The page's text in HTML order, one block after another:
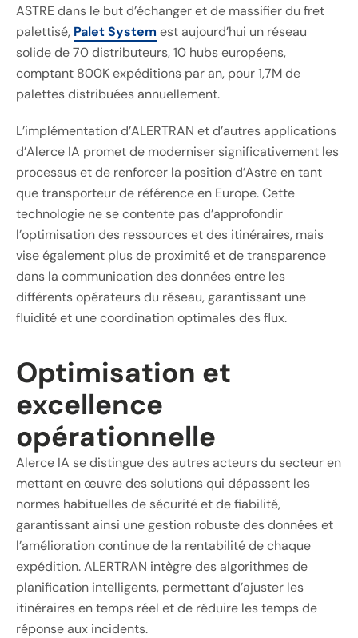
ASTRE dans le but d’échanger et de massifier du fret
palettisé, Palet System est aujourd’hui un réseau
solide de 70 distributeurs, 10 hubs européens,
comptant 800K expéditions par an, pour 1,7M de
palettes distribuées annuellement.
L’implémentation d’ALERTRAN et d’autres applications
d’Alerce IA promet de moderniser significativement les
processus et de renforcer la position d’Astre en tant
que transporteur de référence en Europe. Cette
technologie ne se contente pas d’approfondir
l’optimisation des ressources et des itinéraires, mais
vise également plus de proximité et de transparence
dans la communication des données entre les
différents opérateurs du réseau, garantissant une
fluidité et une coordination optimales des flux.
Optimisation et
excellence
opérationnelle
Alerce IA se distingue des autres acteurs du secteur en
mettant en œuvre des solutions qui dépassent les
normes habituelles de sécurité et de fiabilité,
garantissant ainsi une gestion robuste des données et
l’amélioration continue de la rentabilité de chaque
expédition. ALERTRAN intègre des algorithmes de
planification intelligents, permettant d’ajuster les
itinéraires en temps réel et de réduire les temps de
réponse aux incidents.